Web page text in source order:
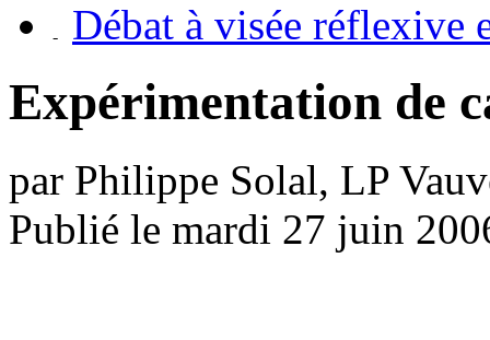
Débat à visée réflexive
Expérimentation de
par Philippe Solal, LP
Publié le mardi 27 juin